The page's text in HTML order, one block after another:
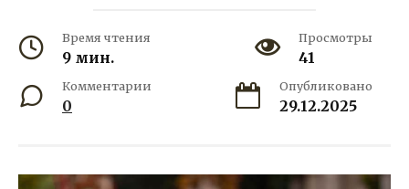
Время чтения
9 мин.
Просмотры
41
Комментарии
0
Опубликовано
29.12.2025